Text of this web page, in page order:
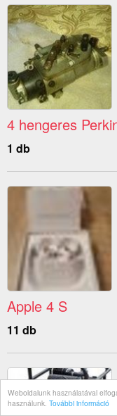
Weboldalunk használatával
használunk. További információ
4 hengeres
1 db
Apple 4 S
11 db